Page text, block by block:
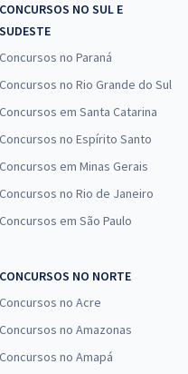
CONCURSOS NO SUL E
SUDESTE
Concursos no Paraná
Concursos no Rio Grande do Sul
Concursos em Santa Catarina
Concursos no Espírito Santo
Concursos em Minas Gerais
Concursos no Rio de Janeiro
Concursos em São Paulo
CONCURSOS NO NORTE
Concursos no Acre
Concursos no Amazonas
Concursos no Amapá